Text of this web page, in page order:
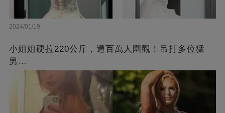
2024/01/19
小姐姐硬拉220公斤，遭百萬人圍觀！吊打多位猛
男…